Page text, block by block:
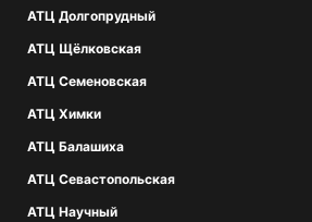
АТЦ Долгопрудный
АТЦ Щёлковская
АТЦ Семеновская
АТЦ Химки
АТЦ Балашиха
АТЦ Севастопольская
АТЦ Научный